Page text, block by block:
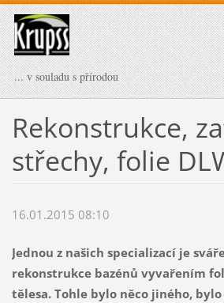
... v souladu s přírodou
Rekonstrukce,
střechy, folie
16.01.2015 08:10
Jednou z našich specializací je
rekonstrukce bazénů vyvařením
tělesa. Tohle bylo něco jiného,